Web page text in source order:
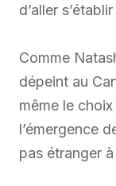
d’aller
Comme
dépeint au
même le
l’émergence
pas étranger